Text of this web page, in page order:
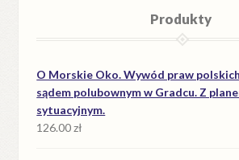
Produkty
O Morskie Oko. Wywód praw
sądem polubownym w Gradcu. Z
sytuacyjnym.
126.00zł